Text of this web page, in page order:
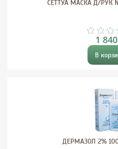
СЕТТУА МАСКА Д/РУК
1
В
ДЕРМАЗОЛ 2%